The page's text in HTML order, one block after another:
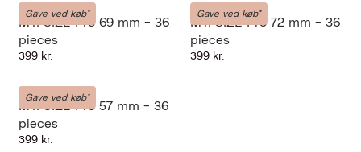
Gave ved køb*
MY-SIZE
MY. SIZE Pro 69 mm - 36
pieces
399 kr.
Gave ved køb*
MY-SIZE
MY. SIZE Pro 72 mm - 36
pieces
399 kr.
Gave ved køb*
MY-SIZE
MY. SIZE Pro 57 mm - 36
pieces
399 kr.